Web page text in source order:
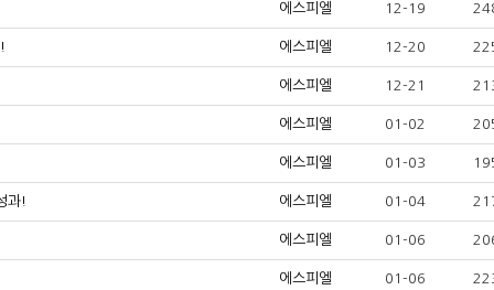
에스피엘 12-19
에스피엘 12-20
에스피엘 12-21
에스피엘 01-02
에스피엘 01-03
과! 에스피엘 01-04
에스피엘 01-06
에스피엘 01-06